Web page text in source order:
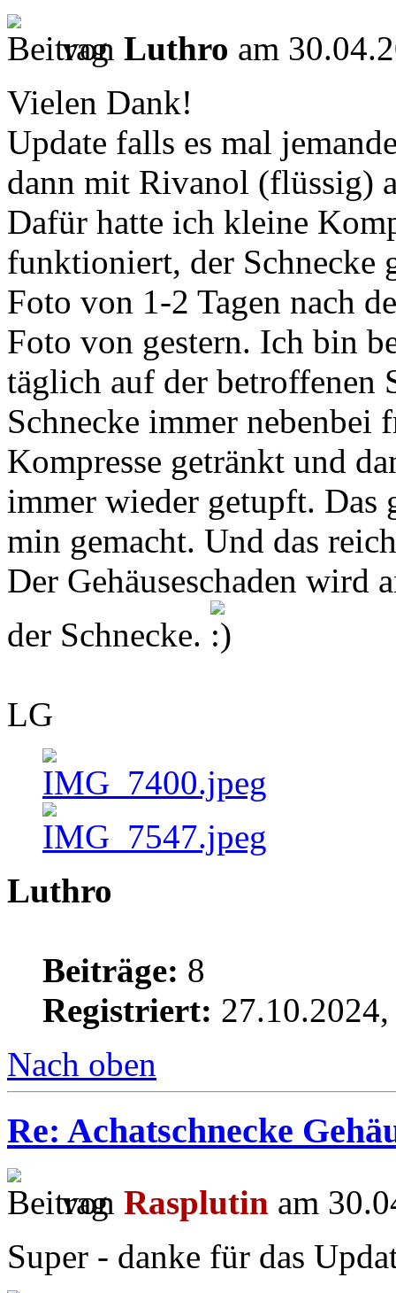
von Luthro am
Vielen Dank!
Update falls es mal
dann mit Rivanol (flüssig)
Dafür hatte ich kleine
funktioniert, der Schnecke
Foto von 1-2 Tagen nach
Foto von gestern. Ich bin
täglich auf der betroffenen
Schnecke immer nebenbei
Kompresse getränkt und
immer wieder getupft. Das
min gemacht. Und das
Der Gehäuseschaden wird
der Schnecke.
LG
Luthro
Beiträge: 8
Registriert:
Nach oben
Re: Achatschnecke
von Rasplutin am
Super - danke für das